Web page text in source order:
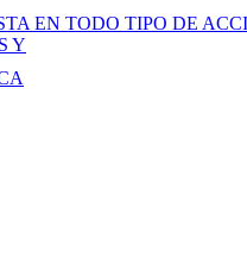
EN TODO TIPO DE
Y